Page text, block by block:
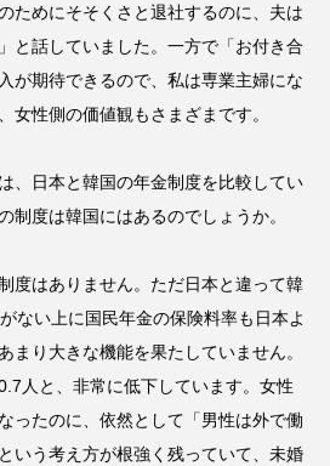
ためにそそくさと退社するのに、夫は
と話していました。一方で「お付き合
が期待できるので、私は専業主婦にな
女性側の価値観もさまざまです。
、日本と韓国の年金制度を比較してい
制度は韓国にはあるのでしょうか。
度はありません。ただ日本と違って韓
ない上に国民年金の保険料率も日本よ
まり大きな機能を果たしていません。
人と、非常に低下しています。女性
ったのに、依然として「男性は外で働
いう考え方が根強く残っていて、未婚